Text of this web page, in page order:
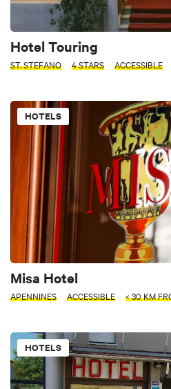
Hotel Touring
ST. STEFANO 4 STARS ACCESSIBLE
HOTELS
Misa Hotel
APENNINES ACCESSIBLE < 30 KM
HOTELS